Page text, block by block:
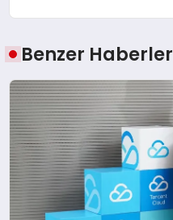
Benzer Haberler